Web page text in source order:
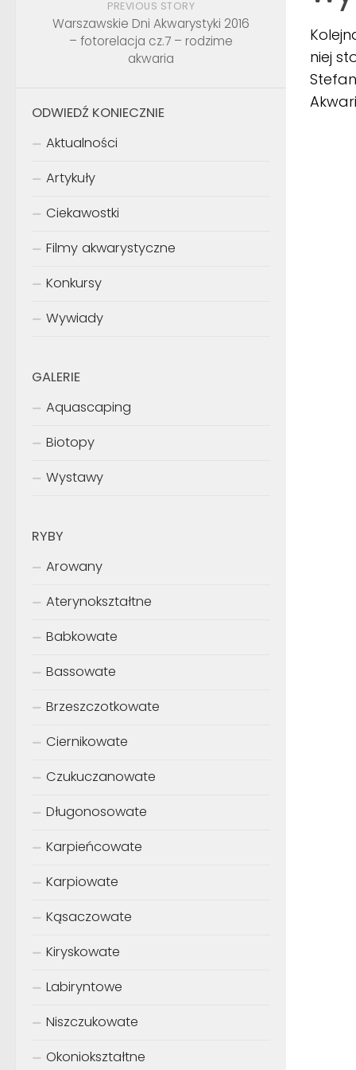
niej
PREVIOUS STORY
Warszawskie Dni Akwarystyki 2016
– fotorelacja cz.7 – rodzime
akwaria
ODWIEDŹ KONIECZNIE
Aktualności
Artykuły
Ciekawostki
Filmy akwarystyczne
Konkursy
Wywiady
GALERIE
Aquascaping
Biotopy
Wystawy
RYBY
Arowany
Aterynokształtne
Babkowate
Bassowate
Brzeszczotkowate
Ciernikowate
Czukuczanowate
Długonosowate
Karpieńcowate
Karpiowate
Kąsaczowate
Kiryskowate
Labiryntowe
Niszczukowate
Okoniokształtne